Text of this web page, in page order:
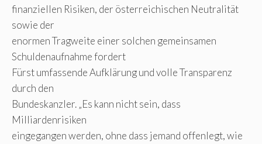
finanziellen Risiken, der österreichischen Neutralität
sowie der
enormen Tragweite einer solchen gemeinsamen
Schuldenaufnahme fordert
Fürst umfassende Aufklärung und volle Transparenz
durch den
Bundeskanzler. „Es kann nicht sein, dass
Milliardenrisiken
eingegangen werden, ohne dass jemand offenlegt, wie